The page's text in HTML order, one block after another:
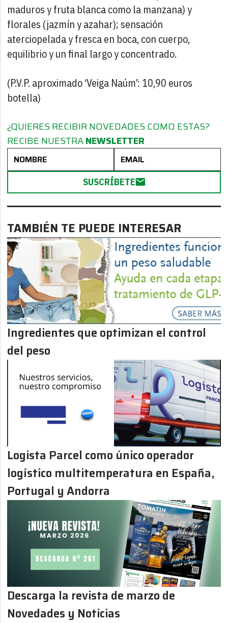
maduros y fruta blanca como la manzana) y
florales (jazmín y azahar); sensación
aterciopelada y fresca en boca, con cuerpo,
equilibrio y un final largo y concentrado.
(P.V.P. aproximado ‘Veiga Naúm’: 10,90 euros
botella)
¿QUIERES RECIBIR NOVEDADES COMO ESTAS?
RECIBE NUESTRANEWSLETTER
SUSCRÍBETE
TAMBIÉN TE PUEDE INTERESAR
Ingredientes que optimizan el control
del peso
Logista Parcel como único operador
logístico multitemperatura en España,
Portugal y Andorra
Descarga la revista de marzo de
Novedades y Noticias